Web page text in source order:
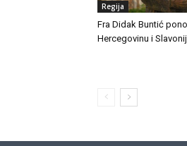
Regija
Fra Didak Buntić
Hercegovinu i